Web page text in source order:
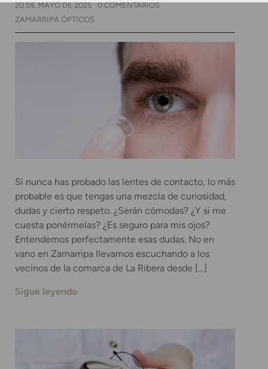
20 DE MAYO DE 2025
0 COMENTARIOS
ZAMARRIPA ÓPTICOS
Si nunca has probado las lentes de contacto, lo más
probable es que tengas una mezcla de curiosidad,
dudas y cierto respeto. ¿Serán cómodas? ¿Y si me
cuesta ponérmelas? ¿Es seguro para mis ojos?
Entendemos perfectamente esas dudas. No en
vano en Zamarripa llevamos escuchando a los
vecinos de la comarca de La Ribera desde […]
Sigue leyendo